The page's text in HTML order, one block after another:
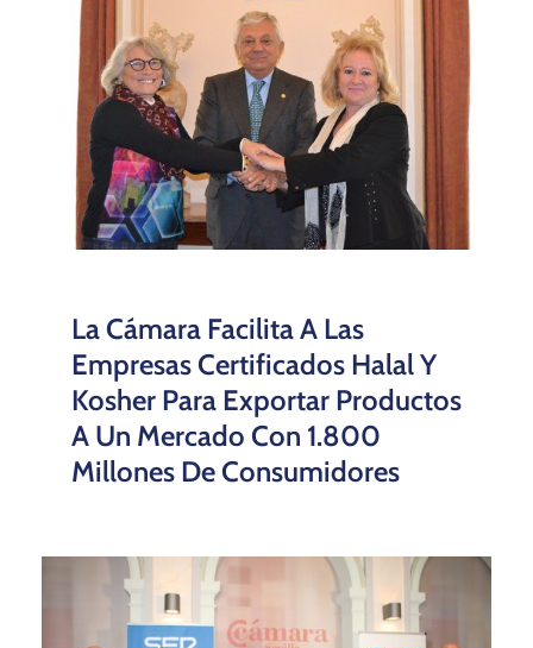
La Cámara Facilita A Las
Empresas Certificados Halal Y
Kosher Para Exportar Productos
A Un Mercado Con 1.800
Millones De Consumidores